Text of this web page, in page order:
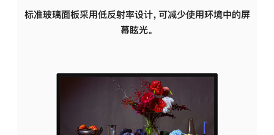
标准玻璃面板采用低反射率设计，可减少使用环境中的屏
幕眩光。